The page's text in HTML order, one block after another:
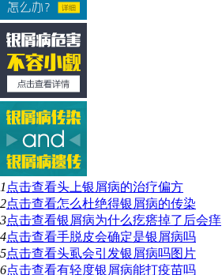
1 点击查看头上银屑病的治疗偏方
2点击查看怎么杜绝得银屑病的传染
3点击查看银屑病为什么疙瘩掉了后会痒
4点击查看手脱皮会确定是银屑病吗
5点击查看头虱会引发银屑病吗图片
6点击查看有轻度银屑病能打疫苗吗